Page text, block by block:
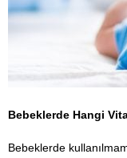
Bebeklerde Hangi
Bebeklerde